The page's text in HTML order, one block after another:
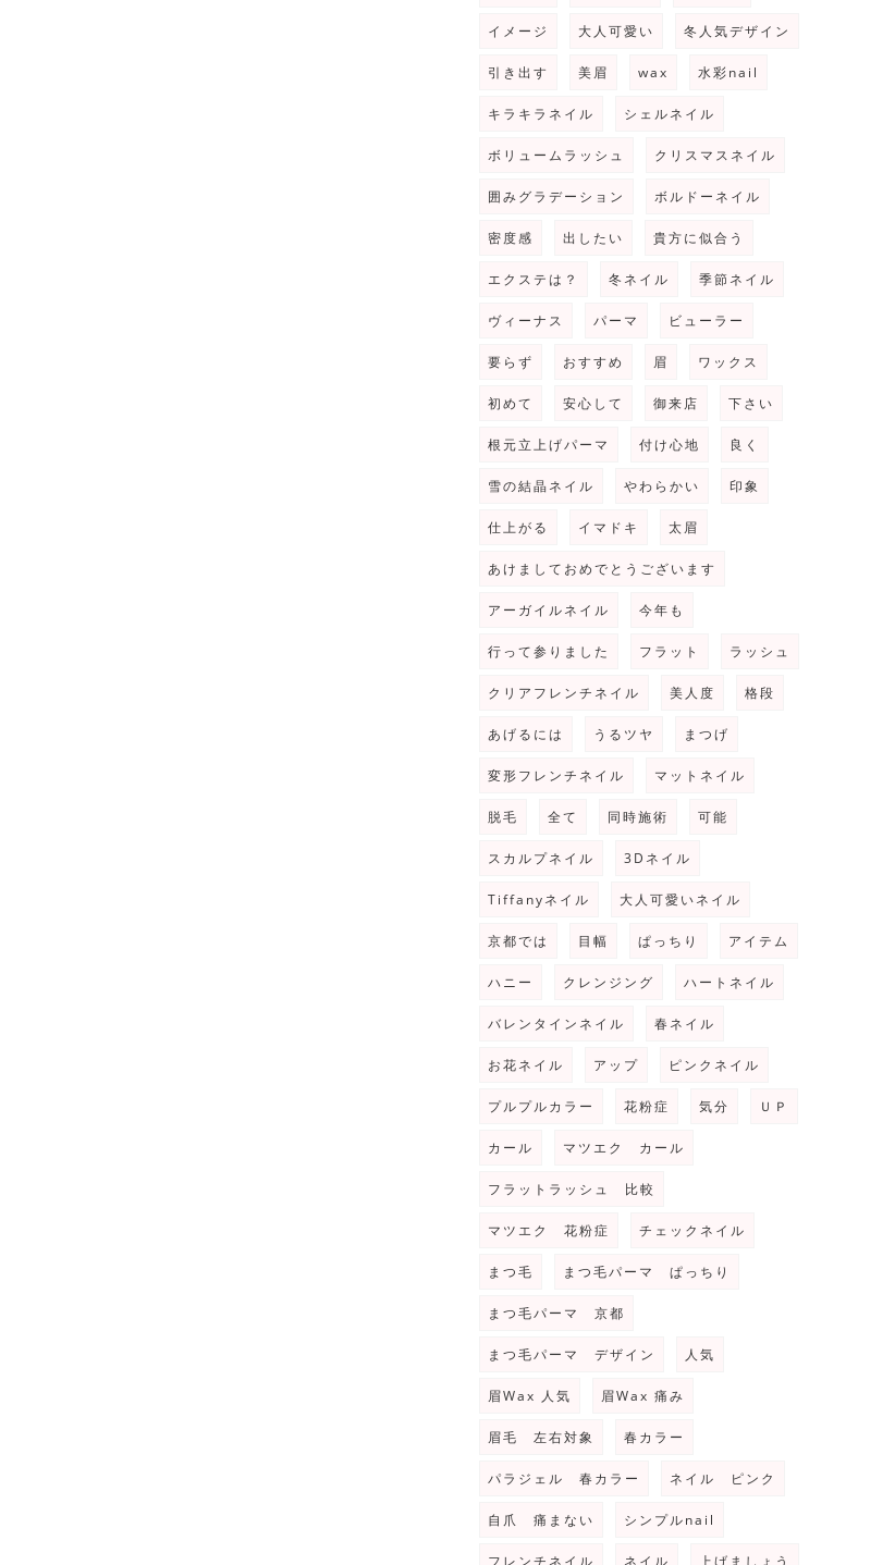
イメージ 大人可愛い 冬人気デザイン
引き出す 美眉 wax 水彩nail
キラキラネイル シェルネイル
ボリュームラッシュ クリスマスネイル
囲みグラデーション ボルドーネイル
密度感 出したい 貴方に似合う
エクステは？ 冬ネイル 季節ネイル
ヴィーナス パーマ ビューラー
要らず おすすめ 眉 ワックス
初めて 安心して 御来店 下さい
根元立上げパーマ 付け心地 良く
雪の結晶ネイル やわらかい 印象
仕上がる イマドキ 太眉
あけましておめでとうございます
アーガイルネイル 今年も
行って参りました フラット ラッシュ
クリアフレンチネイル 美人度 格段
あげるには うるツヤ まつげ
変形フレンチネイル マットネイル
脱毛 全て 同時施術 可能
スカルプネイル 3Dネイル
Tiffanyネイル 大人可愛いネイル
京都では 目幅 ぱっちり アイテム
ハニー クレンジング ハートネイル
バレンタインネイル 春ネイル
お花ネイル アップ ピンクネイル
プルプルカラー 花粉症 気分 ＵＰ
カール マツエク カール
フラットラッシュ 比較
マツエク 花粉症 チェックネイル
まつ毛 まつ毛パーマ ぱっちり
まつ毛パーマ 京都
まつ毛パーマ デザイン 人気
眉Wax 人気 眉Wax 痛み
眉毛 左右対象 春カラー
パラジェル 春カラー ネイル ピンク
自爪 痛まない シンプルnail
フレンチネイル ネイル 上げましょう